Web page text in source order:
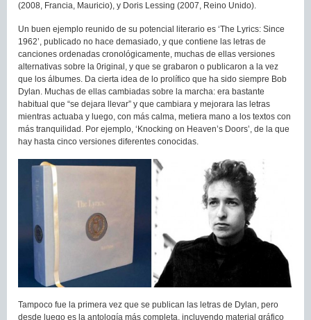
(2008, Francia, Mauricio), y Doris Lessing (2007, Reino Unido).
Un buen ejemplo reunido de su potencial literario es ‘The Lyrics: Since
1962’, publicado no hace demasiado, y que contiene las letras de
canciones ordenadas cronológicamente, muchas de ellas versiones
alternativas sobre la 0riginal, y que se grabaron o publicaron a la vez
que los álbumes. Da cierta idea de lo prolífico que ha sido siempre Bob
Dylan. Muchas de ellas cambiadas sobre la marcha: era bastante
habitual que “se dejara llevar” y que cambiara y mejorara las letras
mientras actuaba y luego, con más calma, metiera mano a los textos con
más tranquilidad. Por ejemplo, ‘Knocking on Heaven’s Doors’, de la que
hay hasta cinco versiones diferentes conocidas.
Tampoco fue la primera vez que se publican las letras de Dylan, pero
desde luego es la antología más completa, incluyendo material gráfico